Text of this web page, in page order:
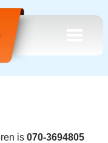
is 070-3694805